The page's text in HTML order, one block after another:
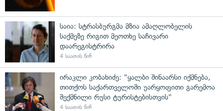
საია: სტრასბურგმა მზია ამაღლობელის
საქმეზე რიგით მეოთხე საჩივარი
დაარეგისტრირა
4 საათის წინ
ირაკლი კობახიძე: "ყალბი შინაარსი იქმნება,
თითქოს საქართველოში უარყოფითი გარემოა
შექმნილი რუსი ტურისტებისთვის"
4 საათის წინ